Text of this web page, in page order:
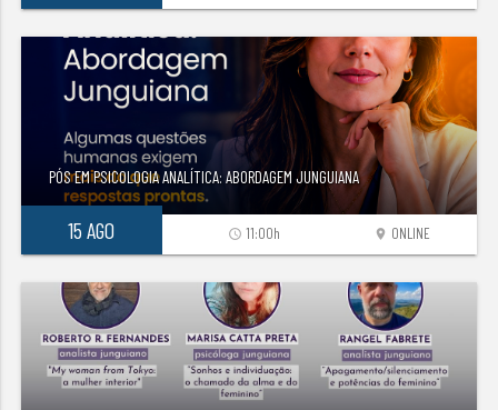
PÓS EM PSICOLOGIA ANALÍTICA: ABORDAGEM JUNGUIANA
15 AGO location_on ONLINE
access_time 11:00h